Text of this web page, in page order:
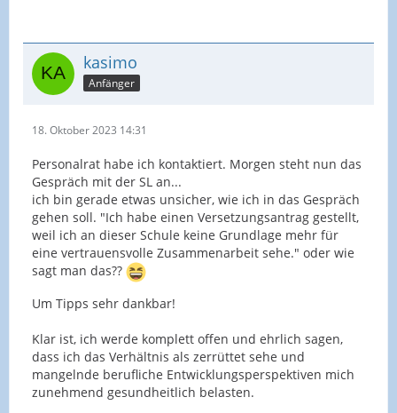
kasimo
Anfänger
18. Oktober 2023 14:31
Personalrat habe ich kontaktiert. Morgen steht nun das
Gespräch mit der SL an...
ich bin gerade etwas unsicher, wie ich in das Gespräch
gehen soll. "Ich habe einen Versetzungsantrag gestellt,
weil ich an dieser Schule keine Grundlage mehr für
eine vertrauensvolle Zusammenarbeit sehe." oder wie
sagt man das??
Um Tipps sehr dankbar!
Klar ist, ich werde komplett offen und ehrlich sagen,
dass ich das Verhältnis als zerrüttet sehe und
mangelnde berufliche Entwicklungsperspektiven mich
zunehmend gesundheitlich belasten.